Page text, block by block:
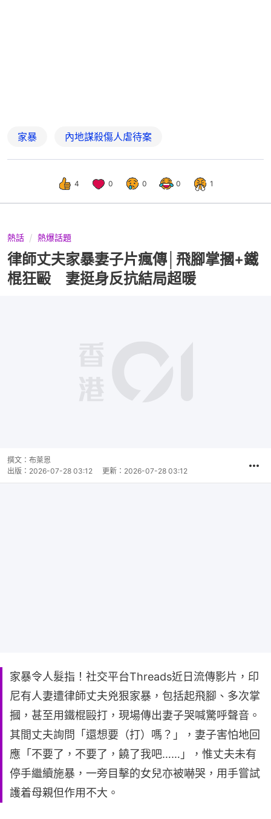
家暴 內地謀殺傷人虐待案
4 0 0 0 1
熱話 熱爆話題
律師丈夫家暴妻子片瘋傳│飛腳掌摑+鐵
棍狂毆 妻挺身反抗結局超暖
撰文： 布萊恩
出版： 2026-07-28 03:12 更新： 2026-07-28 03:12
家暴令人髮指！社交平台Threads近日流傳影片，印
尼有人妻遭律師丈夫兇狠家暴，包括起飛腳、多次掌
摑，甚至用鐵棍毆打，現場傳出妻子哭喊驚呼聲音。
其間丈夫詢問「還想要（打）嗎？」，妻子害怕地回
應「不要了，不要了，饒了我吧……」，惟丈夫未有
停手繼續施暴，一旁目擊的女兒亦被嚇哭，用手嘗試
護着母親但作用不大。